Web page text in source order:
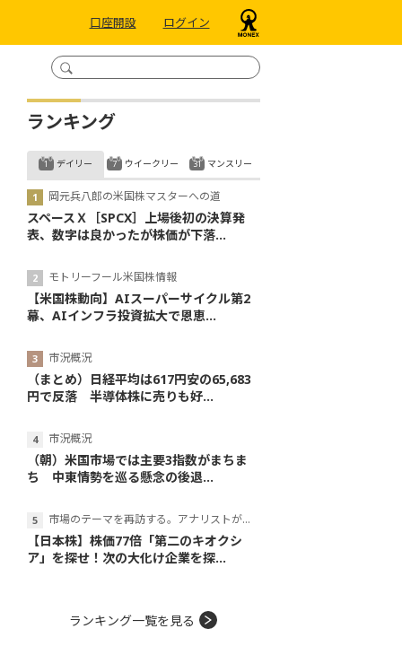
口座開設 ログイン
ランキング
デイリー
岡元兵八郎の米国株マスターへの道
スペースＸ［SPCX］上場後初の決算発
表、数字は良かったが株価が下落...
モトリーフール米国株情報
【米国株動向】AIスーパーサイクル第2
幕、AIインフラ投資拡大で恩恵...
市況概況
（まとめ）日経平均は617円安の65,683
円で反落 半導体株に売りも好...
市況概況
（朝）米国市場では主要3指数がまちま
ち 中東情勢を巡る懸念の後退...
市場のテーマを再訪する。アナリストが読み解くテーマの本質
【日本株】株価77倍「第二のキオクシ
ア」を探せ！次の大化け企業を探...
ウイークリー マンスリー
ランキング一覧を見る